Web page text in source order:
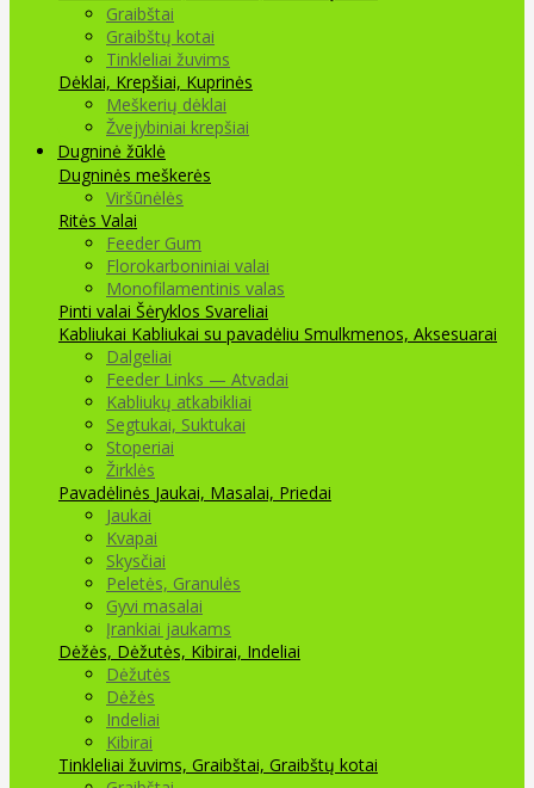
Graibštai
Graibštų kotai
Tinkleliai žuvims
Dėklai, Krepšiai, Kuprinės
Meškerių dėklai
Žvejybiniai krepšiai
Dugninė žūklė
Dugninės meškerės
Viršūnėlės
Ritės Valai
Feeder Gum
Florokarboniniai valai
Monofilamentinis valas
Pinti valai Šėryklos Svareliai
Kabliukai Kabliukai su pavadėliu Smulkmenos, Aksesuarai
Dalgeliai
Feeder Links — Atvadai
Kabliukų atkabikliai
Segtukai, Suktukai
Stoperiai
Žirklės
Pavadėlinės Jaukai, Masalai, Priedai
Jaukai
Kvapai
Skysčiai
Peletės, Granulės
Gyvi masalai
Įrankiai jaukams
Dėžės, Dėžutės, Kibirai, Indeliai
Dėžutės
Dėžės
Indeliai
Kibirai
Tinkleliai žuvims, Graibštai, Graibštų kotai